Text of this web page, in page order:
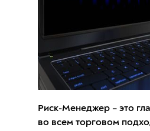
Риск-Менеджер – это
во всем торговом